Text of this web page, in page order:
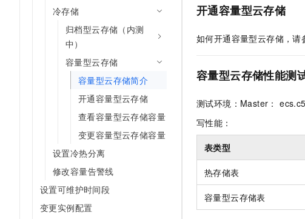
冷存储
归档型云存储（内测
中）
容量型云存储
容量型云存储简介
开通容量型云存储
查看容量型云存储容量
变更容量型云存储容量
设置冷热分离
修改容量告警线
设置可维护时间段
变更实例配置
开通容量型云存储
如何开通容量型云存储，请
容量型云存储性能测
测试环境：Master：
写性能：
表类型
热存储表
容量型云存储表
Happy 系列大模型
大模型解决方案
快速部署 Dify，高效搭建 AI 应用
10 分钟在聊天系统中增加一个 AI
域名与网站
终端用户计算
Serverless
迁移与运维管理